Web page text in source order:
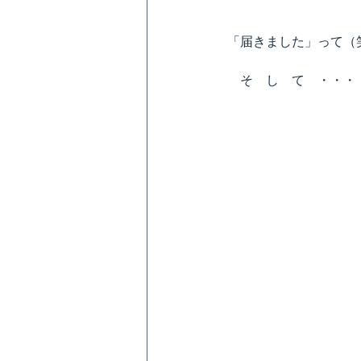
「届きました」って（
そ　し　て　・・・